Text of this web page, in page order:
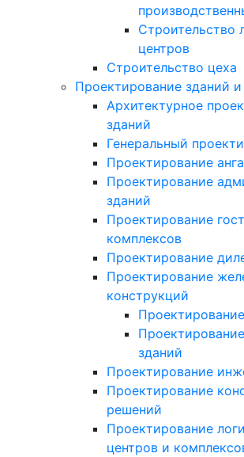
Строительство
центров
Строительство цеха
Проектирование зданий
Архитектурное
зданий
Генеральный
Проектирование
Проектирование
зданий
Проектирование
комплексов
Проектирование
Проектирование
конструкций
зданий
Проектирование
Проектирование
решений
Проектирование
центров и